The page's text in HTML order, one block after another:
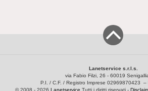
Lanetservice s.r.l.s.
via Fabio Filzi, 26 - 60019
P.I. / C.F. / Registro Imprese 02969870423 –
© 2008 - 2026 Lanetservice Tutti i diritti riservati -